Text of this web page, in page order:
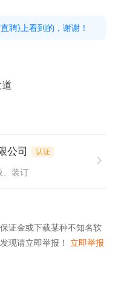
。
聘}上看到的，谢谢！
公司 认证
、装订
证金或下载某种不知名软
现请立即举报！ 立即举报